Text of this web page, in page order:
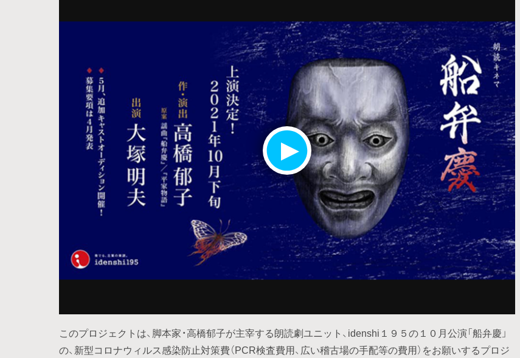
Legendary
最新達成プロジェクト 調達額が大きいプロジェクト
このプロジェクトは、脚本家・高橋郁子が主宰する朗読劇ユニット、idenshi１９５の１０月公演「船弁慶」
の、新型コロナウィルス感染防止対策費（PCR検査費用、広い稽古場の手配等の費用）をお願いするプロジ